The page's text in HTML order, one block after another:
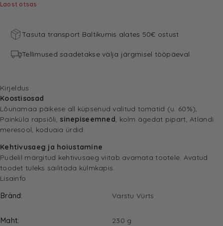
Laost otsas
Tasuta transport Baltikumis alates 50€ ostust
Tellimused saadetakse välja järgmisel tööpäeval
Kirjeldus
Koostisosad
Lõunamaa päikese all küpsenud valitud tomatid (u. 60%),
Painküla rapsiõli, sinepiseemned, kolm ägedat pipart, Atlandi
meresool, koduaia ürdid.
Kehtivusaeg ja hoiustamine
Pudelil märgitud kehtivusaeg viitab avamata tootele. Avatud
toodet tuleks säilitada külmkapis.
Lisainfo
Bränd
Varstu Vürts
Maht
230 g